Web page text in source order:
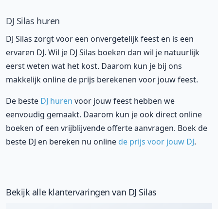
DJ Silas huren
DJ Silas zorgt voor een onvergetelijk feest en is een
ervaren DJ. Wil je DJ Silas boeken dan wil je natuurlijk
eerst weten wat het kost. Daarom kun je bij ons
makkelijk online de prijs berekenen voor jouw feest.
De beste DJ huren voor jouw feest hebben we
eenvoudig gemaakt. Daarom kun je ook direct online
boeken of een vrijblijvende offerte aanvragen. Boek de
beste DJ en bereken nu online de prijs voor jouw DJ.
Bekijk alle klantervaringen van DJ Silas